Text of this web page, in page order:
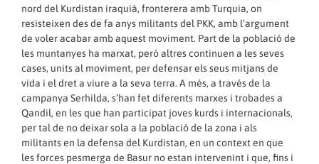
nord del Kurdistan iraquià, fronterera amb Turquia, on
resisteixen des de fa anys militants del PKK, amb l’argument
de voler acabar amb aquest moviment. Part de la població de
les muntanyes ha marxat, però altres continuen a les seves
cases, units al moviment, per defensar els seus mitjans de
vida i el dret a viure a la seva terra. A més, a través de la
campanya Serhilda, s’han fet diferents marxes i trobades a
Qandil, en les que han participat joves kurds i internacionals,
per tal de no deixar sola a la població de la zona i als
militants en la defensa del Kurdistan, en un context en que
les forces pesmerga de Basur no estan intervenint i que, fins i